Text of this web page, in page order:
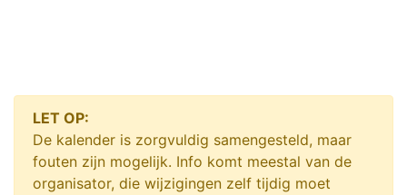
LET OP:
De kalender is zorgvuldig samengesteld, maar
fouten zijn mogelijk. Info komt meestal van de
organisator, die wijzigingen zelf tijdig moet